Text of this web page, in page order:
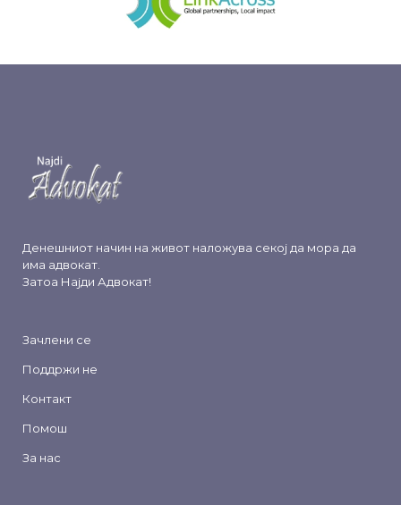
Денешниот начин на живот наложува секој да мора да
има адвокат.
Затоа Најди Адвокат!
Зачлени се
Поддржи не
Контакт
Помош
За нас